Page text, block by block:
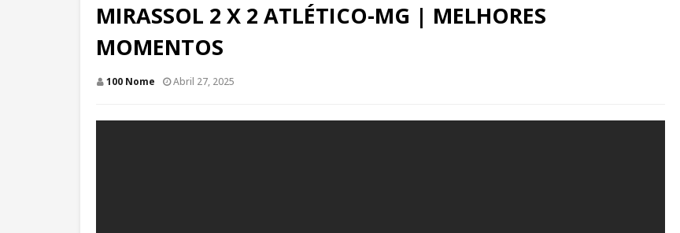
MIRASSOL 2 X 2 ATLÉTICO-MG | MELHORES
MOMENTOS
100 Nome Abril 27, 2025